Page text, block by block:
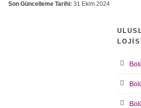
Son Güncelleme Tarihi: 31 Ekim 2024